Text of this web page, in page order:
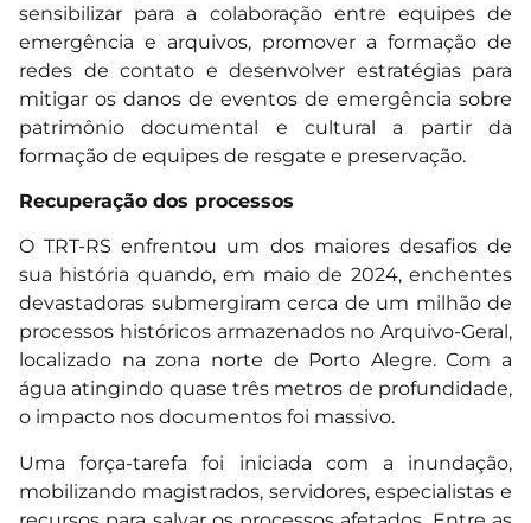
sensibilizar para a colaboração entre equipes de
emergência e arquivos, promover a formação de
redes de contato e desenvolver estratégias para
mitigar os danos de eventos de emergência sobre
patrimônio documental e cultural a partir da
formação de equipes de resgate e preservação.
Recuperação dos processos
O TRT-RS enfrentou um dos maiores desafios de
sua história quando, em maio de 2024, enchentes
devastadoras submergiram cerca de um milhão de
processos históricos armazenados no Arquivo-Geral,
localizado na zona norte de Porto Alegre. Com a
água atingindo quase três metros de profundidade,
o impacto nos documentos foi massivo.
Uma força-tarefa foi iniciada com a inundação,
mobilizando magistrados, servidores, especialistas e